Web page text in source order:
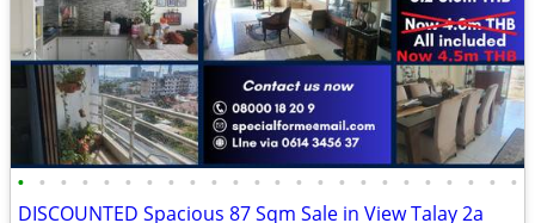
• • • • • • • • • • • • • • • • • • • • • • • •
DISCOUNTED Spacious 87 Sqm Sale in View Talay 2a